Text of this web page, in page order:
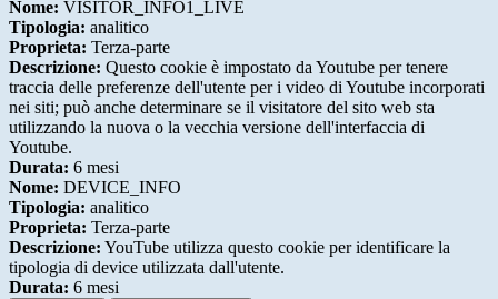
Nome: VISITOR_INFO1_LIVE
Tipologia: analitico
Proprieta: Terza-parte
Descrizione: Questo cookie è impostato da Youtube per tenere
traccia delle preferenze dell'utente per i video di Youtube incorporati
nei siti; può anche determinare se il visitatore del sito web sta
utilizzando la nuova o la vecchia versione dell'interfaccia di
Youtube.
Durata: 6 mesi
Nome: DEVICE_INFO
Tipologia: analitico
Proprieta: Terza-parte
Descrizione: YouTube utilizza questo cookie per identificare la
tipologia di device utilizzata dall'utente.
Durata: 6 mesi